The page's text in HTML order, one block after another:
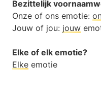
Bezittelijk
Onze of ons emotie:
Jouw of jou: jouw
Elke of elk emotie?
Elke emotie